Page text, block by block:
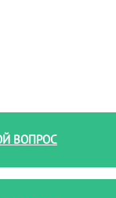
ВОПРОС